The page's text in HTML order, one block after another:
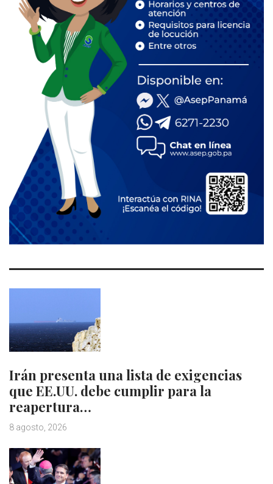
Irán presenta una lista de exigencias
que EE.UU. debe cumplir para la
reapertura…
8 agosto, 2026